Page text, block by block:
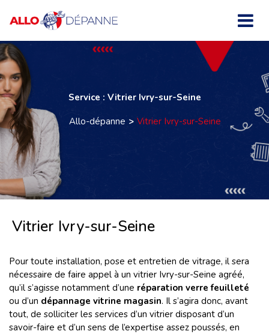
Service : Vitrier Ivry-sur-Seine
Allo-dépanne
Vitrier Ivry-sur-Seine
Vitrier Ivry-sur-Seine
Pour toute installation, pose et entretien de vitrage, il sera
nécessaire de faire appel à un vitrier Ivry-sur-Seine agréé,
qu’il s’agisse notamment d’une réparation verre feuilleté
ou d’un dépannage vitrine magasin. Il s’agira donc, avant
tout, de solliciter les services d’un vitrier disposant d’un
savoir-faire et d’un sens de l’expertise assez poussés, en